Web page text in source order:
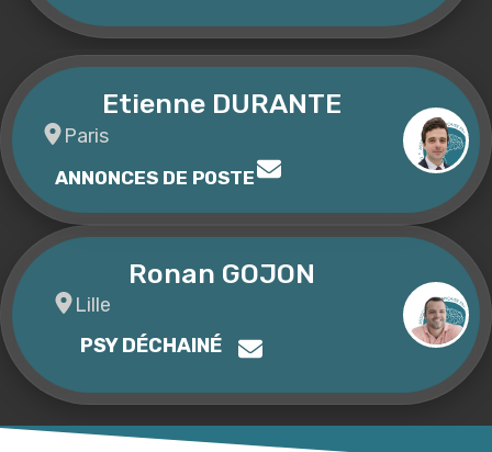
Etienne DURANTE
Paris
ANNONCES DE POSTE
Ronan GOJON
Lille
PSY DÉCHAINÉ